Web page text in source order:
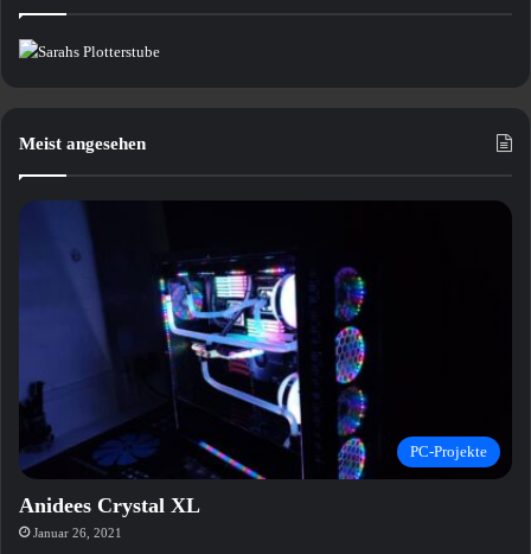
Meist angesehen
PC-Projekte
Anidees Crystal XL
Januar 26, 2021